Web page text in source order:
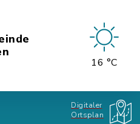
16 °C
Digitaler
Ortsplan